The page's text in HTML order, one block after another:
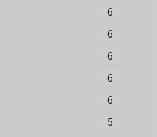
6
6
6
6
6
5